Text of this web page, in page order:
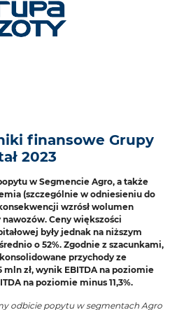
finansowe Grupy
2023
w Segmencie Agro, a także
(szczególnie w odniesieniu do
wzrósł wolumen
nawozów. Ceny większości
były jednak na niższym
o 52%. Zgodnie z szacunkami,
przychody ze
mln zł, wynik EBITDA na poziomie
na poziomie minus 11,3%.
odbicie popytu w segmentach Agro